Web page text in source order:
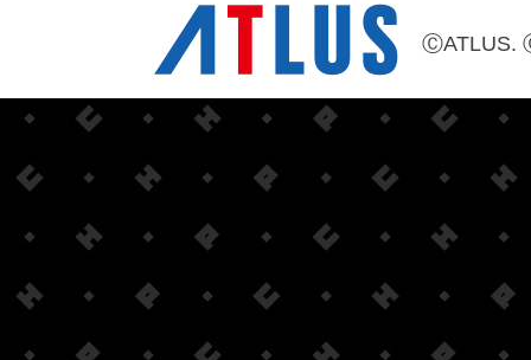
ⒸATLUS.